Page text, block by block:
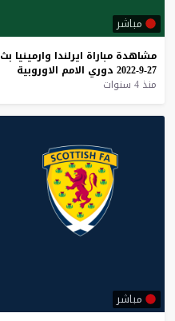
مباشر
مشاهدة مباراة ايرلندا وارمينيا بث
27-9-2022
دوري الامم الاوروبية
منذ 4 سنوات
مباشر